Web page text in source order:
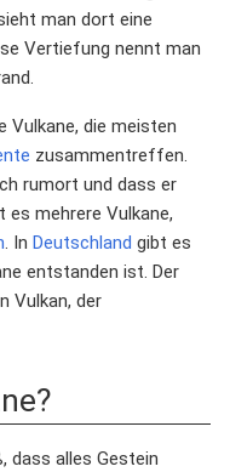
man dort eine
Vertiefung nennt man
Vulkane, die meisten
zusammentreffen.
rumort und dass er
es mehrere Vulkane,
. In Deutschland gibt es
entstanden ist. Der
Vulkan, der
dass alles Gestein